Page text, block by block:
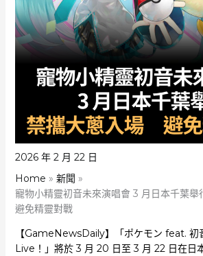
2026 年 2 月 22 日
Home
新聞
寵物小精靈初音未來演唱會 3 月日本千葉
避免精靈對戰
【GameNewsDaily】「ポケモン feat. 初
Live！」將於 3 月 20 日至 3 月 22 日在日